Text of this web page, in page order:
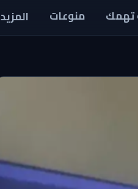
تهمك منوعات المزيد